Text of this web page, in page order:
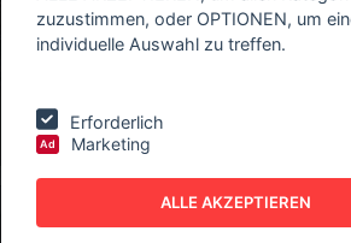
GUIDES -
GUIDE 2026
zuzustimmen, oder OPTIONEN, um
individuelle Auswahl zu treffen.
Erforderlich
Ad Marketing
ALLE AKZEPTIEREN